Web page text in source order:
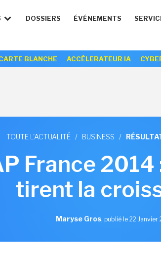
DOSSIERS ÉVÉNEMENTS
BLANCHE ACCÉLERATEUR IA
TOUTE L'ACTUALITÉ / BUSINESS /
France
tirent la
Maryse Gros, publié le 22 Janvier